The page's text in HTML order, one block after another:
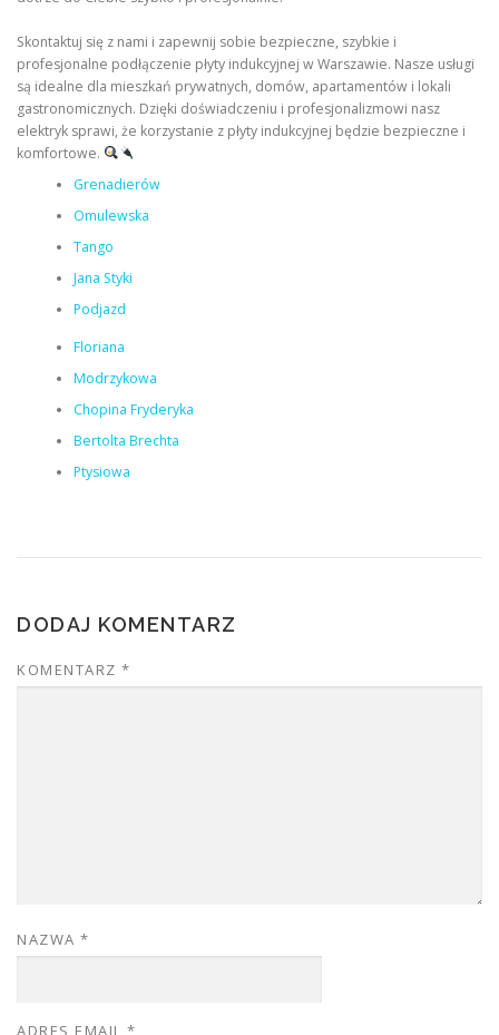
Skontaktuj się z nami i zapewnij sobie bezpieczne, szybkie i
profesjonalne podłączenie płyty indukcyjnej w Warszawie. Nasze usługi
są idealne dla mieszkań prywatnych, domów, apartamentów i lokali
gastronomicznych. Dzięki doświadczeniu i profesjonalizmowi nasz
elektryk sprawi, że korzystanie z płyty indukcyjnej będzie bezpieczne i
komfortowe.
Grenadierów
Omulewska
Tango
Jana Styki
Podjazd
Floriana
Modrzykowa
Chopina Fryderyka
Bertolta Brechta
Ptysiowa
DODAJ KOMENTARZ
KOMENTARZ *
NAZWA *
ADRES EMAIL *